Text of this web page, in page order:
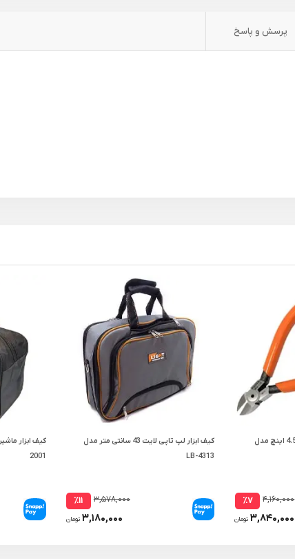
پرسش و پاسخ
سیم چین الکترونیکی فوجیا 4.5 اینچ مدل
۴,۱۶۰,۰۰۰ ٪۷
۳,۸۴۰,۰۰۰ تومان
کیف ابزار لپ تاپی لایت 43 سانتی متر مدل
LB-4313
۳,۵۷۸,۰۰۰ ٪۱۱
۳,۱۸۰,۰۰۰ تومان
2001